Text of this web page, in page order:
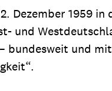
Dezember 1959
und
bundesweit und